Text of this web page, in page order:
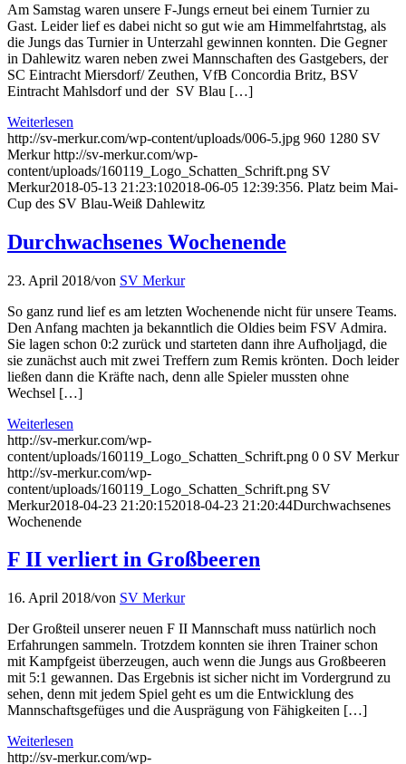
Am Samstag waren unsere F-Jungs erneut bei einem Turnier zu
Gast. Leider lief es dabei nicht so gut wie am Himmelfahrtstag, als
die Jungs das Turnier in Unterzahl gewinnen konnten. Die Gegner
in Dahlewitz waren neben zwei Mannschaften des Gastgebers, der
SC Eintracht Miersdorf/ Zeuthen, VfB Concordia Britz, BSV
Eintracht Mahlsdorf und der SV Blau […]
Weiterlesen
http://sv-merkur.com/wp-content/uploads/006-5.jpg 960 1280 SV
Merkur http://sv-merkur.com/wp-
content/uploads/160119_Logo_Schatten_Schrift.png SV
Merkur2018-05-13 21:23:102018-06-05 12:39:356. Platz beim Mai-
Cup des SV Blau-Weiß Dahlewitz
Durchwachsenes Wochenende
23. April 2018/von SV Merkur
So ganz rund lief es am letzten Wochenende nicht für unsere Teams.
Den Anfang machten ja bekanntlich die Oldies beim FSV Admira.
Sie lagen schon 0:2 zurück und starteten dann ihre Aufholjagd, die
sie zunächst auch mit zwei Treffern zum Remis krönten. Doch leider
ließen dann die Kräfte nach, denn alle Spieler mussten ohne
Wechsel […]
Weiterlesen
http://sv-merkur.com/wp-
content/uploads/160119_Logo_Schatten_Schrift.png 0 0 SV Merkur
http://sv-merkur.com/wp-
content/uploads/160119_Logo_Schatten_Schrift.png SV
Merkur2018-04-23 21:20:152018-04-23 21:20:44Durchwachsenes
Wochenende
F II verliert in Großbeeren
16. April 2018/von SV Merkur
Der Großteil unserer neuen F II Mannschaft muss natürlich noch
Erfahrungen sammeln. Trotzdem konnten sie ihren Trainer schon
mit Kampfgeist überzeugen, auch wenn die Jungs aus Großbeeren
mit 5:1 gewannen. Das Ergebnis ist sicher nicht im Vordergrund zu
sehen, denn mit jedem Spiel geht es um die Entwicklung des
Mannschaftsgefüges und die Ausprägung von Fähigkeiten […]
Weiterlesen
http://sv-merkur.com/wp-